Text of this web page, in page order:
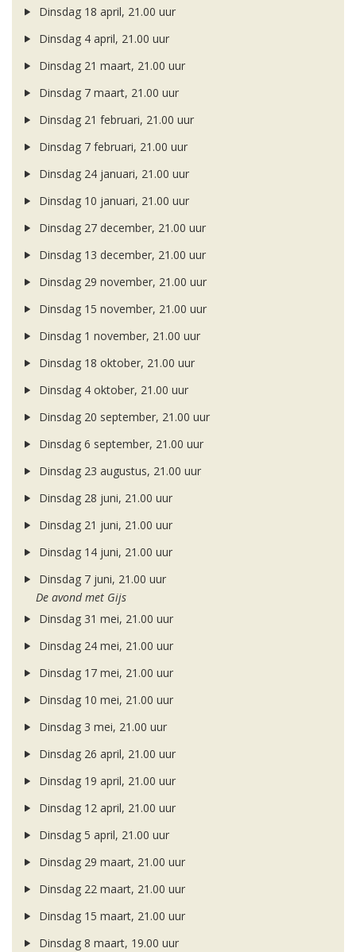
Dinsdag 18 april, 21.00 uur
Dinsdag 4 april, 21.00 uur
Dinsdag 21 maart, 21.00 uur
Dinsdag 7 maart, 21.00 uur
Dinsdag 21 februari, 21.00 uur
Dinsdag 7 februari, 21.00 uur
Dinsdag 24 januari, 21.00 uur
Dinsdag 10 januari, 21.00 uur
Dinsdag 27 december, 21.00 uur
Dinsdag 13 december, 21.00 uur
Dinsdag 29 november, 21.00 uur
Dinsdag 15 november, 21.00 uur
Dinsdag 1 november, 21.00 uur
Dinsdag 18 oktober, 21.00 uur
Dinsdag 4 oktober, 21.00 uur
Dinsdag 20 september, 21.00 uur
Dinsdag 6 september, 21.00 uur
Dinsdag 23 augustus, 21.00 uur
Dinsdag 28 juni, 21.00 uur
Dinsdag 21 juni, 21.00 uur
Dinsdag 14 juni, 21.00 uur
Dinsdag 7 juni, 21.00 uur
De avond met Gijs
Dinsdag 31 mei, 21.00 uur
Dinsdag 24 mei, 21.00 uur
Dinsdag 17 mei, 21.00 uur
Dinsdag 10 mei, 21.00 uur
Dinsdag 3 mei, 21.00 uur
Dinsdag 26 april, 21.00 uur
Dinsdag 19 april, 21.00 uur
Dinsdag 12 april, 21.00 uur
Dinsdag 5 april, 21.00 uur
Dinsdag 29 maart, 21.00 uur
Dinsdag 22 maart, 21.00 uur
Dinsdag 15 maart, 21.00 uur
Dinsdag 8 maart, 19.00 uur